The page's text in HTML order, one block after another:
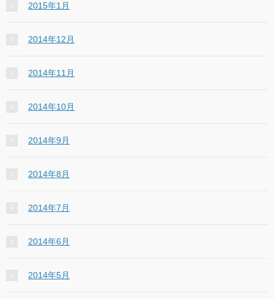
2015年1月
2014年12月
2014年11月
2014年10月
2014年9月
2014年8月
2014年7月
2014年6月
2014年5月